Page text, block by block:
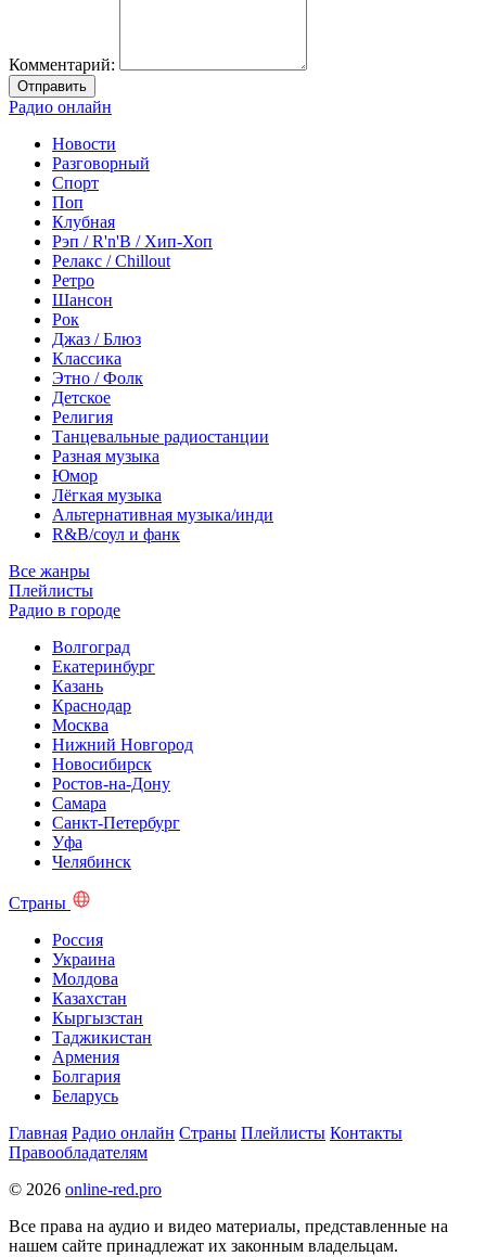
Комментарий:
Отправить
Радио онлайн
Новости
Разговорный
Спорт
Поп
Клубная
Рэп / R'n'B / Хип-Хоп
Релакс / Chillout
Ретро
Шансон
Рок
Джаз / Блюз
Классика
Этно / Фолк
Детское
Религия
Танцевальные радиостанции
Разная музыка
Юмор
Лёгкая музыка
Альтернативная музыка/инди
R&B/cоул и фанк
Все жанры
Плейлисты
Радио в городе
Волгоград
Екатеринбург
Казань
Краснодар
Москва
Нижний Новгород
Новосибирск
Ростов-на-Дону
Самара
Санкт-Петербург
Уфа
Челябинск
Страны
Россия
Украина
Молдова
Казахстан
Кыргызстан
Таджикистан
Армения
Болгария
Беларусь
Главная Радио онлайн Страны Плейлисты Контакты
Правообладателям
© 2026 online-red.pro
Все права на аудио и видео материалы, представленные на
нашем сайте принадлежат их законным владельцам.